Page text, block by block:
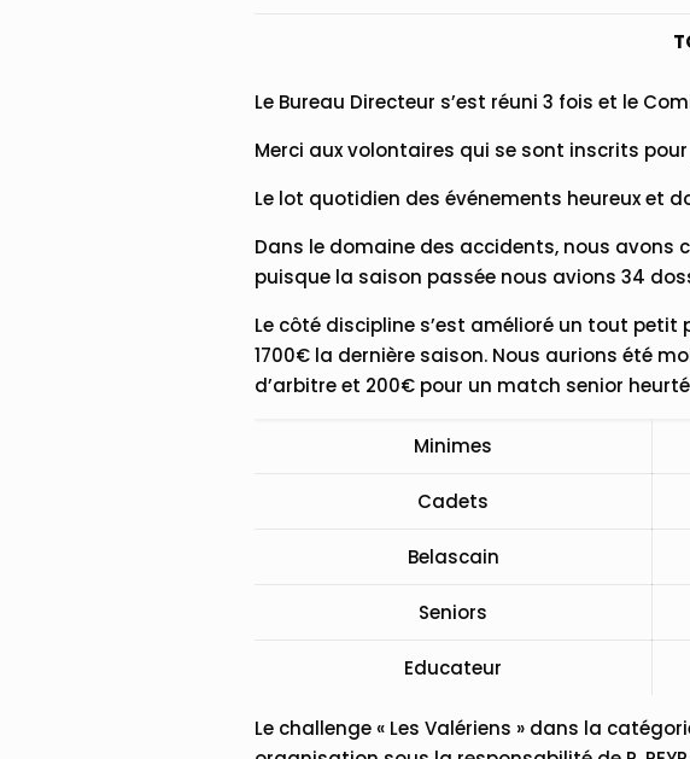
Le Bureau Directeur s’est réuni 3 fois et le
Merci aux volontaires qui se sont inscrits
Le lot quotidien des événements heureux et
Dans le domaine des accidents, nous avons
puisque la saison passée nous avions 34
Le côté discipline s’est amélioré un tout
1700€ la dernière saison. Nous aurions été
d’arbitre et 200€ pour un match senior
Minimes
Cadets
Belascain
Seniors
Educateur
Le challenge « Les Valériens » dans la